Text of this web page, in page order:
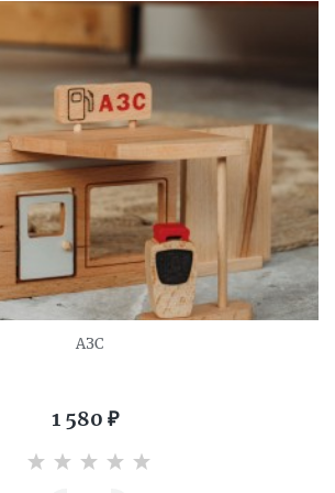
АЗС
1 580 ₽